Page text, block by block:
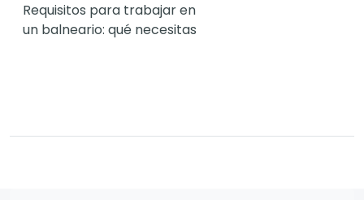
Requisitos para trabajar en
un balneario: qué necesitas